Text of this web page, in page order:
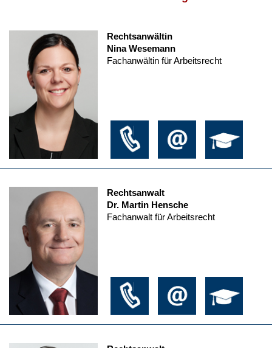
Rechtsanwältin
Nina Wesemann
Fachanwältin für Arbeitsrecht
Rechtsanwalt
Dr. Martin Hensche
Fachanwalt für Arbeitsrecht